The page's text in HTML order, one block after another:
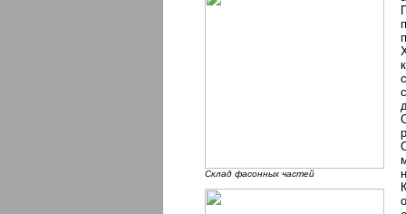
Склад фасонных частей